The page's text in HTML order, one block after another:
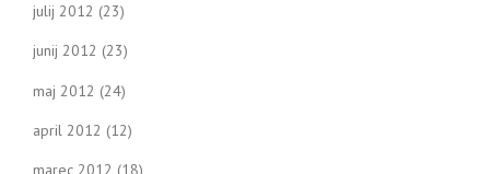
julij 2012 (23)
junij 2012 (23)
maj 2012 (24)
april 2012 (12)